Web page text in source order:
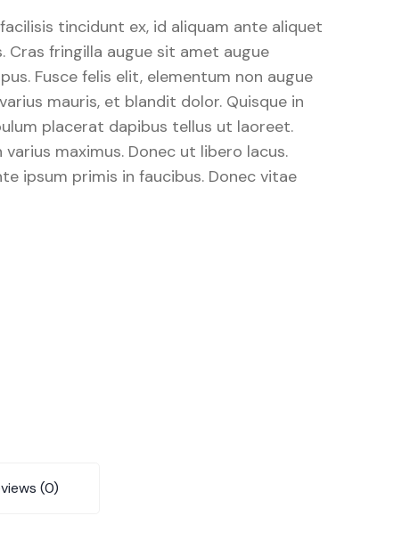
tincidunt ex, id aliquam ante aliquet
fringilla augue sit amet augue
Fusce felis elit, elementum non augue
mauris, et blandit dolor. Quisque in
placerat dapibus tellus ut laoreet.
maximus. Donec ut libero lacus.
ipsum primis in faucibus. Donec vitae
(0)